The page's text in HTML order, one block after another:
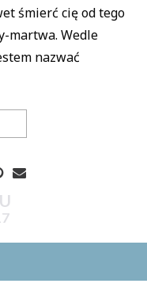
śmierć cię od tego
martwa. Wedle
nazwać
BĘBNIĆ, TO TYLKO WE